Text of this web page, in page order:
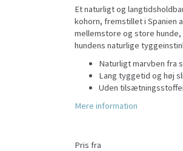
Et naturligt og
kohorn, fremstillet i Spanien
mellemstore og store
hundens naturlige
Naturligt marvben fra
Lang tyggetid og høj
Uden
Mere information
Pris fra